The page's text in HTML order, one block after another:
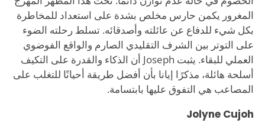
المغرور يكمن حارس مخلص بشدة على استعداد للمخاطرة
بكل شيء للدفاع عن عائلته وأصدقائه. تسلط رحلته الضوء
على التوتر بين الشرف التقليدي الصارم والواقع الفوضوي
العملي للبقاء. يثبت Joseph أن الذكاء والقدرة على التكيف
أسلحة هائلة، مذكرًا إيانا بأن أفضل طريقة أحيانًا للتغلب على
المصاعب هي التفوق عليها بابتسامة.
Jolyne Cujoh